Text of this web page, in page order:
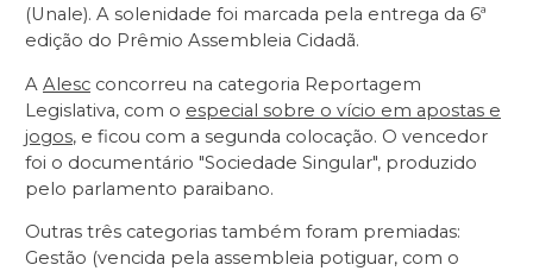
(Unale). A solenidade foi marcada pela entrega da 6ª
edição do Prêmio Assembleia Cidadã.
A Alesc concorreu na categoria Reportagem
Legislativa, com o especial sobre o vício em apostas e
jogos, e ficou com a segunda colocação. O vencedor
foi o documentário "Sociedade Singular", produzido
pelo parlamento paraibano.
Outras três categorias também foram premiadas:
Gestão (vencida pela assembleia potiguar, com o